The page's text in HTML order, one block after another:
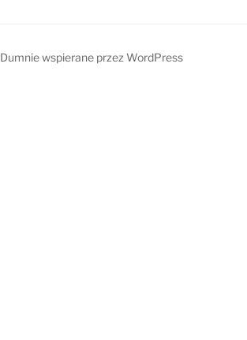
Dumnie wspierane przez WordPress